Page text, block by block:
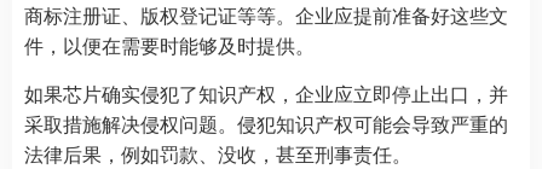
商标注册证、版权登记证等等。企业应提前准备好这些文
件，以便在需要时能够及时提供。
如果芯片确实侵犯了知识产权，企业应立即停止出口，并
采取措施解决侵权问题。侵犯知识产权可能会导致严重的
法律后果，例如罚款、没收，甚至刑事责任。